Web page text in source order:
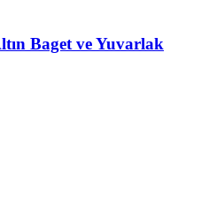
Baget ve Yuvarlak